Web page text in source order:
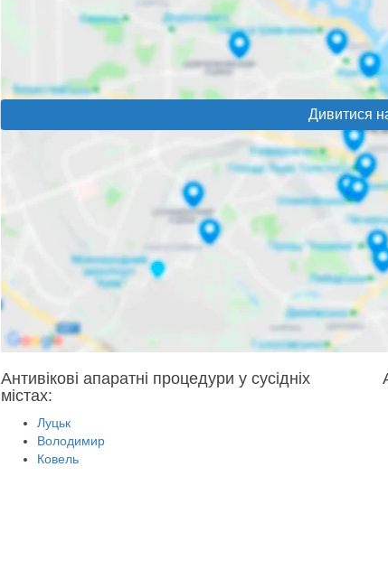
Дивитися
Антивікові апаратні процедури у сусідніх
містах:
Луцьк
Володимир
Ковель